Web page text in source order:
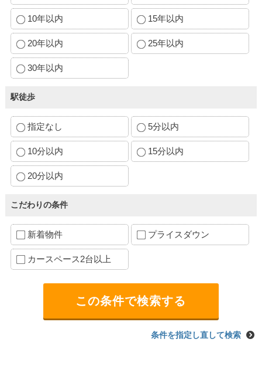
10年以内 15年以内
20年以内 25年以内
30年以内
駅徒歩
指定なし 5分以内
10分以内 15分以内
20分以内
こだわりの条件
新着物件 プライスダウン
カースペース2台以上
条件を指定し直して検索